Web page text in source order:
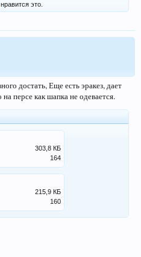
нравится это.
достать, Еще есть эракез, дает
персе как шапка не одевается.
303,8 КБ
164
215,9 КБ
160